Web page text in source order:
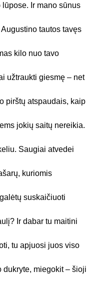
Ir mano sūnus
tautos tavęs
kilo nuo tavo
užtraukti giesmę – net
pirštų atspaudais, kaip
jokių saitų nereikia.
Saugiai atvedei
kuriomis
suskaičiuoti
Ir dabar tu maitini
tu apjuosi juos viso
dukryte, miegokit – šioji